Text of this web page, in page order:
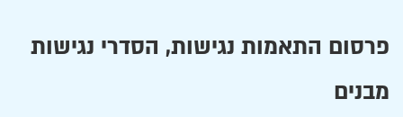
פרסום התאמות נגישות, הסדרי נגישות
מבנים